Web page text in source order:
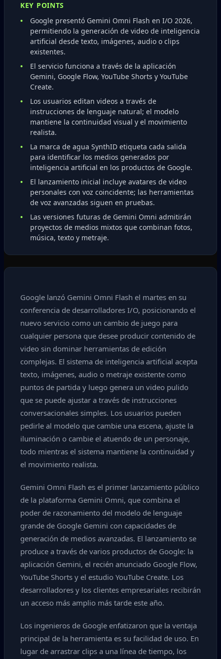
KEY POINTS
Google presentó Gemini Omni Flash en I/O 2026,
permitiendo la generación de video de inteligencia
artificial desde texto, imágenes, audio o clips
existentes.
El servicio funciona a través de la aplicación
Gemini, Google Flow, YouTube Shorts y YouTube
Create.
Los usuarios editan videos a través de
instrucciones de lenguaje natural; el modelo
mantiene la continuidad visual y el movimiento
realista.
La marca de agua SynthID etiqueta cada salida
para identificar los medios generados por
inteligencia artificial en los productos de Google.
El lanzamiento inicial incluye avatares de video
personales con voz coincidente; las herramientas
de voz avanzadas siguen en pruebas.
Las versiones futuras de Gemini Omni admitirán
proyectos de medios mixtos que combinan fotos,
música, texto y metraje.
Google lanzó Gemini Omni Flash el martes en su
conferencia de desarrolladores I/O, posicionando el
nuevo servicio como un cambio de juego para
cualquier persona que desee producir contenido de
video sin dominar herramientas de edición
complejas. El sistema de inteligencia artificial acepta
texto, imágenes, audio o metraje existente como
puntos de partida y luego genera un video pulido
que se puede ajustar a través de instrucciones
conversacionales simples. Los usuarios pueden
pedirle al modelo que cambie una escena, ajuste la
iluminación o cambie el atuendo de un personaje,
todo mientras el sistema mantiene la continuidad y
el movimiento realista.
Gemini Omni Flash es el primer lanzamiento público
de la plataforma Gemini Omni, que combina el
poder de razonamiento del modelo de lenguaje
grande de Google Gemini con capacidades de
generación de medios avanzadas. El lanzamiento se
produce a través de varios productos de Google: la
aplicación Gemini, el recién anunciado Google Flow,
YouTube Shorts y el estudio YouTube Create. Los
desarrolladores y los clientes empresariales recibirán
un acceso más amplio más tarde este año.
Los ingenieros de Google enfatizaron que la ventaja
principal de la herramienta es su facilidad de uso. En
lugar de arrastrar clips a una línea de tiempo, los